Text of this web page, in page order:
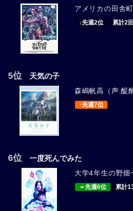
アメリカの田舎
↓先週2位 累計2
5位 天気の子
森嶋帆高（声:醍
↑先週7位
6位 一度死んでみた
大学4年生の野畑
＝先週6位 累計